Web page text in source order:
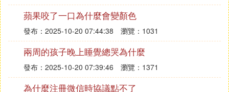
綜上所述，早起的時候，真的是一天里最不受干擾最
能吸取能量的時間。早起是一天的儀式感，早起使人
精力充沛，可以有更多的時光豐盈自己。就像做個自
己的早餐，或者聽一段輕柔的音樂，或者是寫作，分
享。我們是自己人生的主人，好好的利用好早上的時
間，有更清晰的頭腦去計劃並執行好這一天，我相
信，日復一日，人生一定會出現一種與拖拖拉拉的人
蘋果咬了一口為什麼會變顏色
發布：2025-10-20 07:44:38 瀏覽：1031
兩周的孩子晚上睡覺總哭為什麼
發布：2025-10-20 07:39:46 瀏覽：1371
為什麼注冊微信時協議點不了